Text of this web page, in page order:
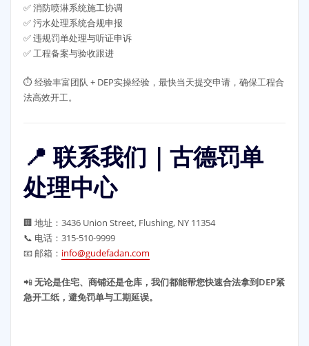
✅ 消防喷淋系统施工协调
✅ 污水处理系统合规申报
✅ 违规罚单处理与听证申诉
✅ 工程备案与验收跟进
⏱️ 经验丰富团队 + DEP实操经验，最快当天提交申请，确保工程合
法高效开工。
📍 联系我们｜古德罚单
处理中心
🏢 地址：3436 Union Street, Flushing, NY 11354
📞 电话：315-510-9999
📧 邮箱： info@gudefadan.com
📲无论是住宅、商铺还是仓库，我们都能帮您快速合法拿到DEP紧
急开工纸，避免罚单与工期延误。